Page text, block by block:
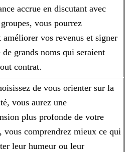
accrue en discutant avec
vous pourrez
améliorer vos revenus et signer
de grands noms qui seraient
contrat.
de vous orienter sur la
vous aurez une
plus profonde de votre
vous comprendrez mieux ce qui
leur humeur ou leur